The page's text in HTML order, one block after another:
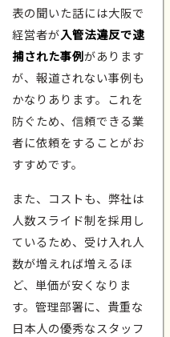
表の聞いた話には大阪で
経営者が入管法違反で逮
捕された事例があります
が、報道されない事例も
かなりあります。これを
防ぐため、信頼できる業
者に依頼をすることがお
すすめです。
また、コストも、弊社は
人数スライド制を採用し
ているため、受け入れ人
数が増えれば増えるほ
ど、単価が安くなりま
す。管理部署に、貴重な
日本人の優秀なスタッフ